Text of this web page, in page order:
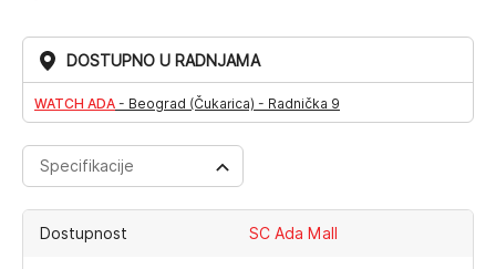
DOSTUPNO U RADNJAMA
WATCH ADA - Beograd (Čukarica) - Radnička 9
Specifikacije
Dostupnost SC Ada Mall